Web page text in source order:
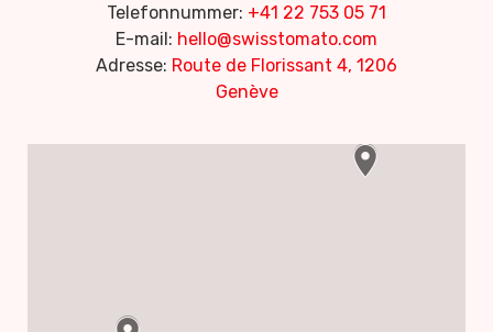
Telefonnummer: +41 22 753 05 71
E-mail: hello@swisstomato.com
Adresse: Route de Florissant 4, 1206
Genève